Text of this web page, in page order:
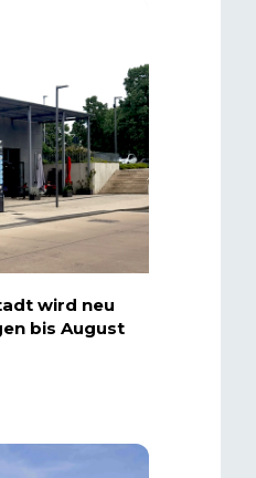
wird neu
bis August